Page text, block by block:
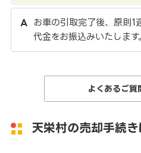
お車の引取完了後、原則1
代金をお振込みいたします
よくあるご質
天栄村の売却手続き